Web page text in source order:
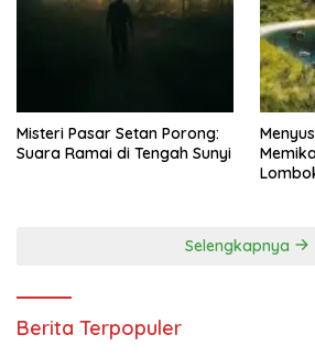
Misteri Pasar Setan Porong:
Suara Ramai di Tengah Sunyi
Selengkapnya
Berita Terpopuler